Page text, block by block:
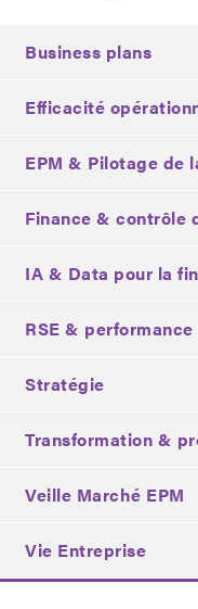
Business plans
Efficacité
EPM & Pilotage de
Finance & contrôle
IA & Data pour la
RSE &
Stratégie
Transformation &
Veille Marché EPM
Vie Entreprise